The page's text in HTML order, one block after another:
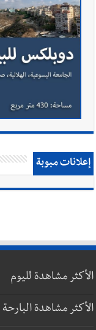
إعلانات مبوبة
الأكثر مشاهدة لليوم
الأكثر مشاهدة البارحة